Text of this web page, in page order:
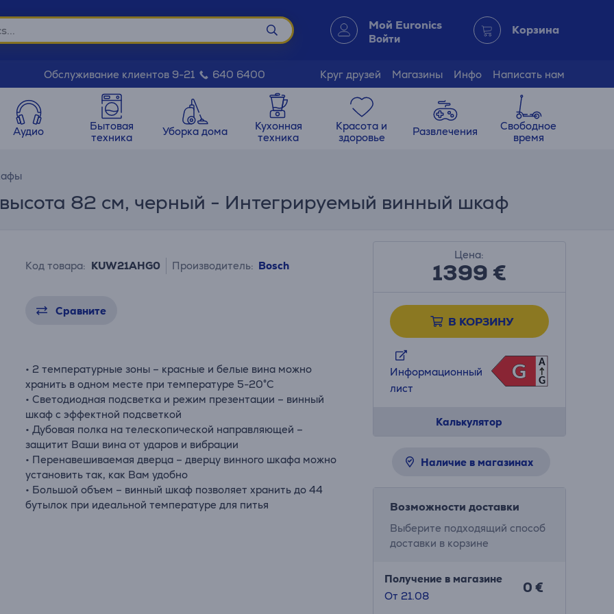
Мой Euronics
Войти
Корзина
Обслуживание клиентов 9-21 640 6400 Круг друзей Магазины Инфо Написать нам
Аудио
Бытовая
техника
Уборка дома
Кухонная
техника
Красота и
здоровье
Развлечения
Свободное
время
82 см, черный - Интегрируемый винный шкаф
Код товара: KUW21AHG0 Производитель: Bosch
Сравните
• 2 температурные зоны – красные и белые вина можно
хранить в одном месте при температуре 5-20°C
• Светодиодная подсветка и режим презентации – винный
шкаф с эффектной подсветкой
• Дубовая полка на телескопической направляющей –
защитит Ваши вина от ударов и вибрации
• Перенавешиваемая дверца – дверцу винного шкафа можно
установить так, как Вам удобно
• Большой объем – винный шкаф позволяет хранить до 44
бутылок при идеальной температуре для питья
Цена:
1399 €
В КОРЗИНУ
Информационный
лист
G
G A
G
Калькулятор
Наличие в магазинах
Возможности доставки
Выберите подходящий способ
доставки в корзине
Получение в магазине
От 21.08
0 €